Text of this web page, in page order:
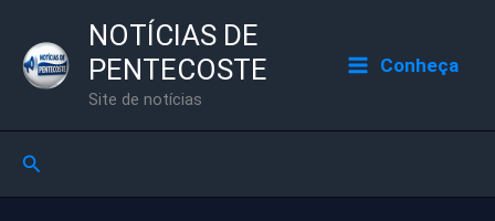
para
NOTÍCIAS DE
PENTECOSTE
Site de notícias
Conheça
Pesquisar